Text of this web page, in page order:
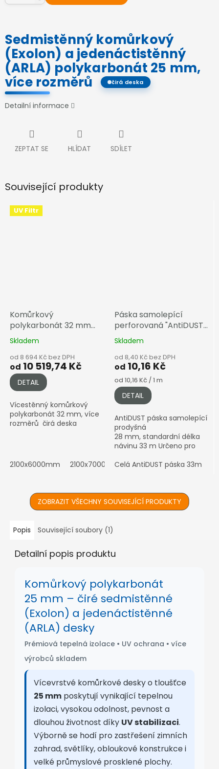
Sedmistěnný komůrkový
(Exolon) a jedenáctistěnný
(ARLA) polykarbonát 25 mm,
více rozměrů
čirá deska
Detailní informace
ZEPTAT SE HLÍDAT SDÍLET
Související produkty
UV Filtr
Komůrkový
polykarbonát 32 mm
čirá
Skladem
od 8 694 Kč bez DPH
od 10 519,74 Kč
DETAIL
Vícestěnný komůrkový
polykarbonát 32 mm, více
rozměrů čirá deska
2100x6000mm 2100x7000mm
Páska samolepící
perforovaná "AntiDUST"
šíře 28 mm
Skladem
od 8,40 Kč bez DPH
od 10,16 Kč
Měrná
cena:
od 10,16 Kč / 1 m
DETAIL
AntiDUST páska samolepící
prodyšná
28 mm, standardní délka
návinu 33 m Určeno pro
4–10 mm • Prodyšná páska
Celá AntiDUST páska 33m
ZOBRAZIT VŠECHNY SOUVISEJÍCÍ PRODUKTY
Popis Související soubory (1)
Detailní popis produktu
Komůrkový polykarbonát
25 mm – čiré sedmistěnné
(Exolon) a jedenáctistěnné
(ARLA) desky
Prémiová tepelná izolace • UV ochrana • více
výrobců skladem
Vícevrstvé komůrkové desky o tloušťce
25 mm poskytují vynikající tepelnou
izolaci, vysokou odolnost, pevnost a
dlouhou životnost díky UV stabilizaci.
Výborně se hodí pro zastřešení zimních
zahrad, světlíky, obloukové konstrukce i
velké průmyslové prosklené plochy.